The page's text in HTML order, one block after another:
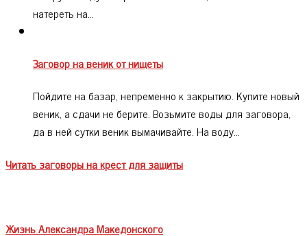
натереть на…
Заговор на веник от нищеты
Пойдите на базар, непременно к закрытию. Купите новый
веник, а сдачи не берите. Возьмите воды для заговора,
да в ней сутки веник вымачивайте. На воду…
Читать заговоры на крест для защиты
Жизнь Александра Македонского